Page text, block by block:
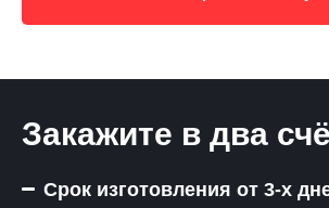
Закажите в два
Срок изготовления от 3-х